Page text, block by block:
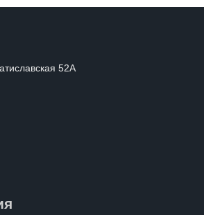
52А